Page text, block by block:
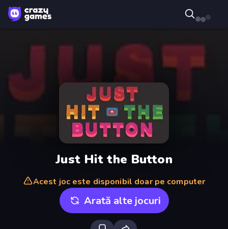
Just Hit the Button
Acest joc este disponibil doar pe computer
Arată alte jocuri